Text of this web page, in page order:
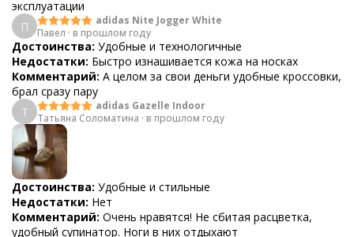
эксплуатации
П
adidas Nite Jogger White
Павел · в прошлом году
Достоинства: Удобные и технологичные
Недостатки: Быстро изнашивается кожа на носках
Комментарий: А целом за свои деньги удобные кроссовки,
брал сразу пару
Т
adidas Gazelle Indoor
Татьяна Соломатина · в прошлом году
Достоинства: Удобные и стильные
Недостатки: Нет
Комментарий: Очень нравятся! Не сбитая расцветка,
удобный супинатор. Ноги в них отдыхают